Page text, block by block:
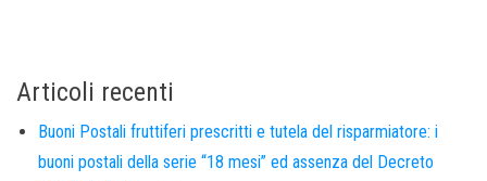
Articoli recenti
Buoni Postali fruttiferi prescritti e tutela del risparmiatore: i
buoni postali della serie “18 mesi” ed assenza del Decreto